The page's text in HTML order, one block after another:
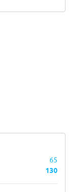
65
130